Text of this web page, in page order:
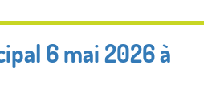
6 mai 2026 à